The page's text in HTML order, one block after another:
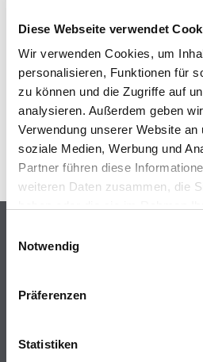
Diese Webseite verwendet
Wir verwenden Cookies, um
personalisieren, Funktionen für
zu können und die Zugriffe auf
analysieren. Außerdem geben
Verwendung unserer Website
soziale Medien, Werbung und
Partner führen diese
weiteren Daten zusammen, die
Notwendig
Präferenzen
Statistiken
ZUSATZINFOS
GEFAHRENHINWEISE
SPEZIFIKATIONEN
Trockenbau
Bodenbeläge